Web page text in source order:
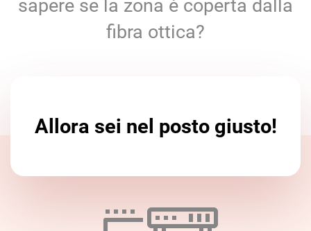
sapere se la zona è coperta dalla
fibra ottica?
Allora sei nel posto giusto!